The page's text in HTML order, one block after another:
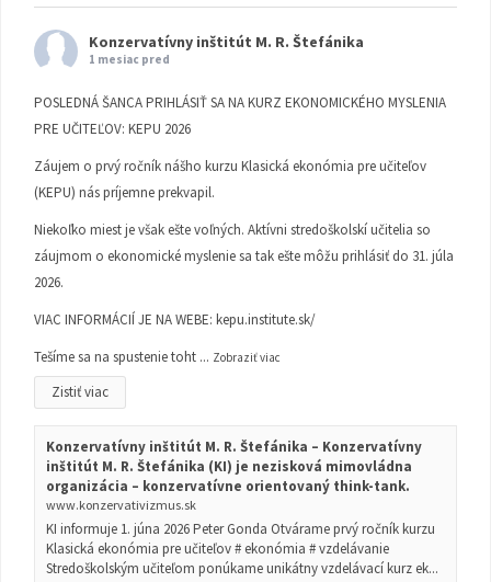
Konzervatívny inštitút M. R. Štefánika
1 mesiac pred
POSLEDNÁ ŠANCA PRIHLÁSIŤ SA NA KURZ EKONOMICKÉHO MYSLENIA
PRE UČITEĽOV: KEPU 2026
Záujem o prvý ročník nášho kurzu Klasická ekonómia pre učiteľov
(KEPU) nás príjemne prekvapil.
Niekoľko miest je však ešte voľných. Aktívni stredoškolskí učitelia so
záujmom o ekonomické myslenie sa tak ešte môžu prihlásiť do 31. júla
2026.
VIAC INFORMÁCIÍ JE NA WEBE: kepu.institute.sk/
Tešíme sa na spustenie toht ... Zobraziť viac
Zistiť viac
Konzervatívny inštitút M. R. Štefánika – Konzervatívny
inštitút M. R. Štefánika (KI) je nezisková mimovládna
organizácia – konzervatívne orientovaný think-tank.
www.konzervativizmus.sk
KI informuje 1. júna 2026 Peter Gonda Otvárame prvý ročník kurzu
Klasická ekonómia pre učiteľov # ekonómia # vzdelávanie
Stredoškolským učiteľom ponúkame unikátny vzdelávací kurz ek...